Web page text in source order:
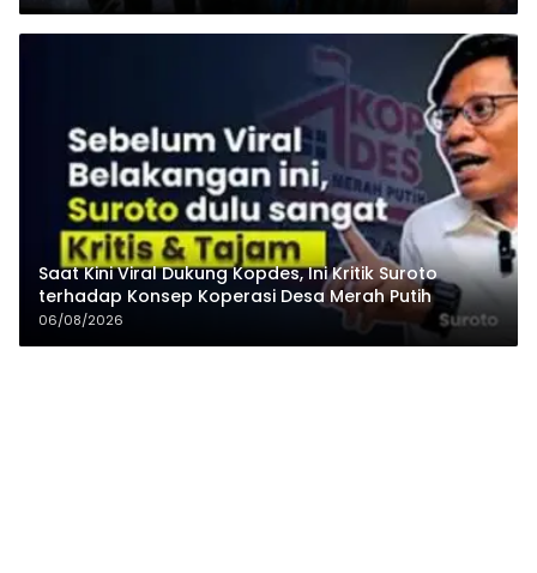
Saat Kini Viral Dukung Kopdes, Ini Kritik Suroto
terhadap Konsep Koperasi Desa Merah Putih
06/08/2026